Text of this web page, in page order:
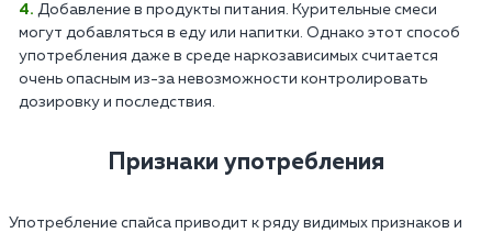
Добавление в продукты питания. Курительные смеси
могут добавляться в еду или напитки. Однако этот способ
употребления даже в среде наркозависимых считается
очень опасным из-за невозможности контролировать
дозировку и последствия.
Признаки употребления
Употребление спайса приводит к ряду видимых признаков и